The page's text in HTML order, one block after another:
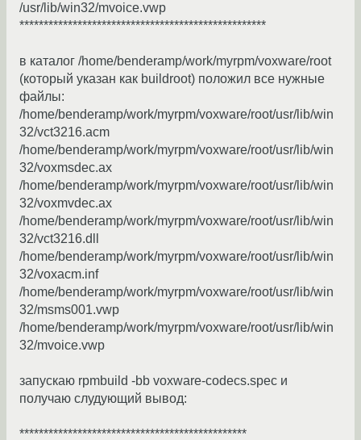
/usr/lib/win32/mvoice.vwp
***************************************************
в каталог /home/benderamp/work/myrpm/voxware/root
(который указан как buildroot) положил все нужные
файлы:
/home/benderamp/work/myrpm/voxware/root/usr/lib/win
32/vct3216.acm
/home/benderamp/work/myrpm/voxware/root/usr/lib/win
32/voxmsdec.ax
/home/benderamp/work/myrpm/voxware/root/usr/lib/win
32/voxmvdec.ax
/home/benderamp/work/myrpm/voxware/root/usr/lib/win
32/vct3216.dll
/home/benderamp/work/myrpm/voxware/root/usr/lib/win
32/voxacm.inf
/home/benderamp/work/myrpm/voxware/root/usr/lib/win
32/msms001.vwp
/home/benderamp/work/myrpm/voxware/root/usr/lib/win
32/mvoice.vwp
запускаю rpmbuild -bb voxware-codecs.spec и
получаю слудующий вывод:
***********************************************